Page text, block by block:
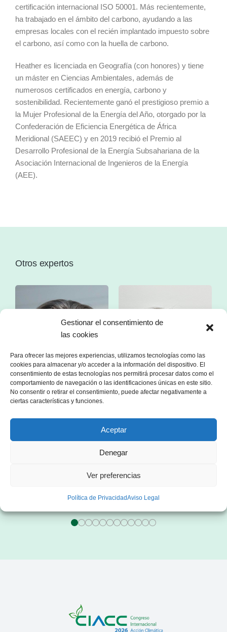
Gestionar el consentimiento de
las cookies
Para ofrecer las mejores experiencias, utilizamos tecnologías como las
cookies para almacenar y/o acceder a la información del dispositivo. El
consentimiento de estas tecnologías nos permitirá procesar datos como el
comportamiento de navegación o las identificaciones únicas en este sitio.
No consentir o retirar el consentimiento, puede afectar negativamente a
ciertas características y funciones.
Aceptar
Denegar
Ver preferencias
Política de PrivacidadAviso Legal
certificación internacional ISO 50001. Más recientemente,
ha trabajado en el ámbito del carbono, ayudando a las
empresas locales con el recién implantado impuesto sobre
el carbono, así como con la huella de carbono.
Heather es licenciada en Geografía (con honores) y tiene
un máster en Ciencias Ambientales, además de
numerosos certificados en energía, carbono y
sostenibilidad. Recientemente ganó el prestigioso premio a
la Mujer Profesional de la Energía del Año, otorgado por la
Confederación de Eficiencia Energética de África
Meridional (SAEEC) y en 2019 recibió el Premio al
Desarrollo Profesional de la Energía Subsahariana de la
Asociación Internacional de Ingenieros de la Energía
(AEE).
Otros expertos
especializada en el sector